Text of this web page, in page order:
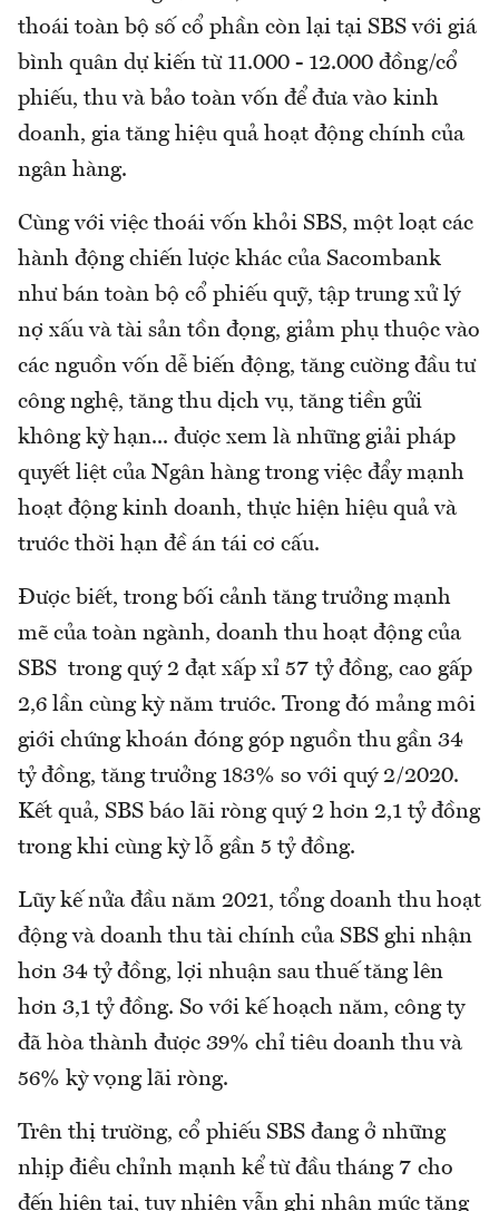
thoái toàn bộ số cổ phần còn lại tại SBS với giá
bình quân dự kiến từ 11.000 - 12.000 đồng/cổ
phiếu, thu và bảo toàn vốn để đưa vào kinh
doanh, gia tăng hiệu quả hoạt động chính của
ngân hàng.
Cùng với việc thoái vốn khỏi SBS, một loạt các
hành động chiến lược khác của Sacombank
như bán toàn bộ cổ phiếu quỹ, tập trung xử lý
nợ xấu và tài sản tồn đọng, giảm phụ thuộc vào
các nguồn vốn dễ biến động, tăng cường đầu tư
công nghệ, tăng thu dịch vụ, tăng tiền gửi
không kỳ hạn... được xem là những giải pháp
quyết liệt của Ngân hàng trong việc đẩy mạnh
hoạt động kinh doanh, thực hiện hiệu quả và
trước thời hạn đề án tái cơ cấu.
Được biết, trong bối cảnh tăng trưởng mạnh
mẽ của toàn ngành, doanh thu hoạt động của
SBS trong quý 2 đạt xấp xỉ 57 tỷ đồng, cao gấp
2,6 lần cùng kỳ năm trước. Trong đó mảng môi
giới chứng khoán đóng góp nguồn thu gần 34
tỷ đồng, tăng trưởng 183% so với quý 2/2020.
Kết quả, SBS báo lãi ròng quý 2 hơn 2,1 tỷ đồng
trong khi cùng kỳ lỗ gần 5 tỷ đồng.
Lũy kế nửa đầu năm 2021, tổng doanh thu hoạt
động và doanh thu tài chính của SBS ghi nhận
hơn 34 tỷ đồng, lợi nhuận sau thuế tăng lên
hơn 3,1 tỷ đồng. So với kế hoạch năm, công ty
đã hòa thành được 39% chỉ tiêu doanh thu và
56% kỳ vọng lãi ròng.
Trên thị trường, cổ phiếu SBS đang ở những
nhịp điều chỉnh mạnh kể từ đầu tháng 7 cho
đến hiện tại, tuy nhiên vẫn ghi nhận mức tăng